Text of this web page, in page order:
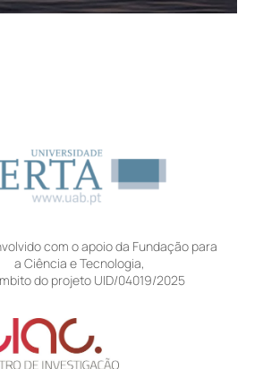
com o apoio da Fundação para
a Ciência e Tecnologia,
do projeto UID/04019/2025